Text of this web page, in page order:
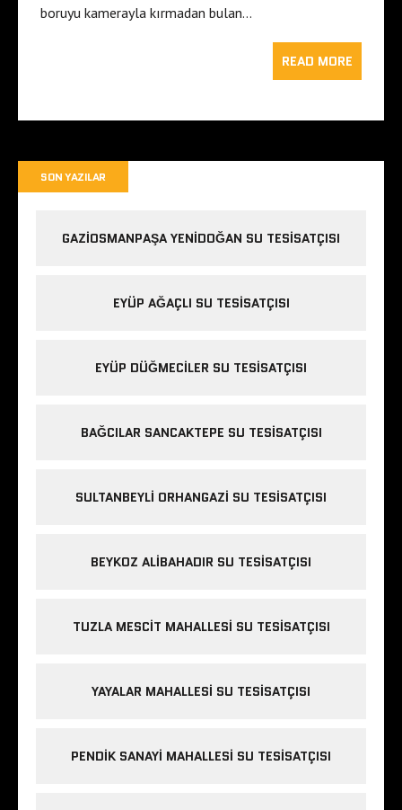
boruyu kamerayla kırmadan bulan…
READ MORE
SON YAZILAR
GAZIOSMANPAŞA YENIDOĞAN SU TESISATÇISI
EYÜP AĞAÇLI SU TESISATÇISI
EYÜP DÜĞMECILER SU TESISATÇISI
BAĞCILAR SANCAKTEPE SU TESISATÇISI
SULTANBEYLI ORHANGAZI SU TESISATÇISI
BEYKOZ ALIBAHADIR SU TESISATÇISI
TUZLA MESCIT MAHALLESI SU TESISATÇISI
YAYALAR MAHALLESI SU TESISATÇISI
PENDIK SANAYI MAHALLESI SU TESISATÇISI